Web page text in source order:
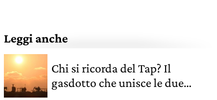
Leggi anche
Chi si ricorda del Tap? Il
gasdotto che unisce le due